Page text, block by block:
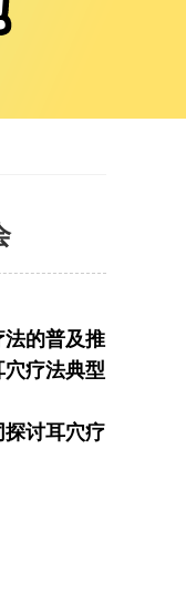
的普及推
疗法典型
讨耳穴疗